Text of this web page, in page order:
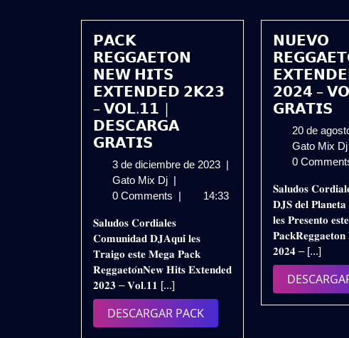
𝗣𝗔𝗖𝗞
𝗥𝗘𝗚𝗚𝗔𝗘𝗧𝗢𝗡
𝗡𝗘𝗪 𝗛𝗜𝗧𝗦
𝗘𝗫𝗧𝗘𝗡𝗗𝗘𝗗 𝟮𝗞𝟮𝟯
– 𝗩𝗢𝗟.𝟭𝟭 |
𝗗𝗘𝗦𝗖𝗔𝗥𝗚𝗔
𝗚𝗥𝗔𝗧𝗜𝗦
3 de diciembre de 2023 3
diciembre
|
Gato Mix Dj 𝗣𝗔𝗖𝗞
𝗥𝗘𝗚𝗚𝗔𝗘𝗧𝗢𝗡
𝗛𝗜𝗧𝗦
𝗘𝗫𝗧𝗘𝗡𝗗𝗘𝗗
𝟮𝗞𝟮𝟯
–
𝗩𝗢𝗟.𝟭𝟭
𝗗𝗘𝗦𝗖𝗔𝗥𝗚𝗔
|
0 Comments | 14:33
𝐒𝐚𝐥𝐮𝐝𝐨𝐬 𝐂𝐨𝐫𝐝𝐢𝐚𝐥𝐞𝐬
𝐂𝐨𝐦𝐮𝐧𝐢𝐝𝐚𝐝 𝐃𝐉𝐀𝐪𝐮𝐢́ 𝐥𝐞𝐬
𝐓𝐫𝐚𝐢𝐠𝐨 𝐞𝐬𝐭𝐞 𝐌𝐞𝐠𝐚 𝐏𝐚𝐜𝐤
𝐑𝐞𝐠𝐠𝐚𝐞𝐭𝐨́𝐧𝐍𝐞𝐰 𝐇𝐢𝐭𝐬 𝐄𝐱𝐭𝐞𝐧𝐝𝐞𝐝
𝟐𝟎𝟐𝟑 – 𝐕𝐨𝐥.𝟏𝟏 [...]
DESCARGAR PACKDESCARGAR
PACK
𝗡𝗨𝗘𝗩𝗢
𝟮𝟬𝟮𝟰 –
𝗚𝗥𝗔𝗧𝗜𝗦
20 de
Gato Mix Dj
0
𝐒𝐚𝐥𝐮𝐝𝐨𝐬
𝐃𝐉𝐒 𝐝𝐞𝐥
𝐥𝐞𝐬 𝐏𝐫𝐞𝐬𝐞𝐧𝐭𝐨
𝐏𝐚𝐜𝐤𝐑𝐞𝐠𝐠𝐚𝐞𝐭𝐨𝐧
𝟐𝟎𝟐𝟒 – [...]